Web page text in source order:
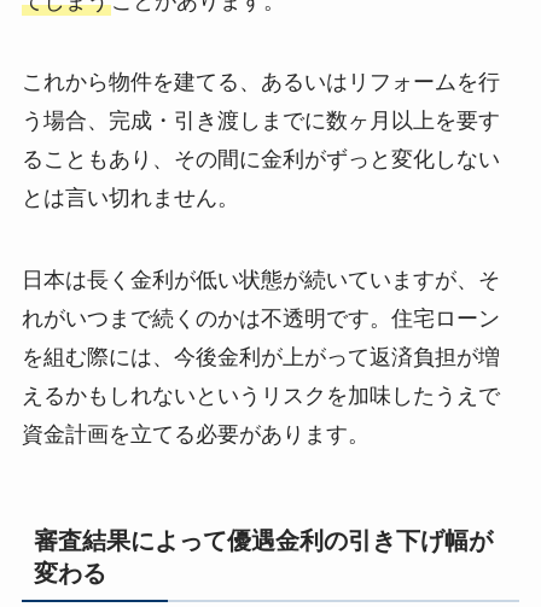
これから物件を建てる、あるいはリフォームを行
う場合、完成・引き渡しまでに数ヶ月以上を要す
ることもあり、その間に金利がずっと変化しない
とは言い切れません。
日本は長く金利が低い状態が続いていますが、そ
れがいつまで続くのかは不透明です。住宅ローン
を組む際には、今後金利が上がって返済負担が増
えるかもしれないというリスクを加味したうえで
資金計画を立てる必要があります。
審査結果によって優遇金利の引き下げ幅が
変わる